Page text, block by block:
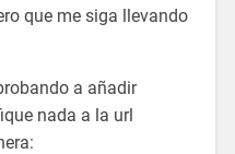
que me siga llevando
a añadir
nada a la url